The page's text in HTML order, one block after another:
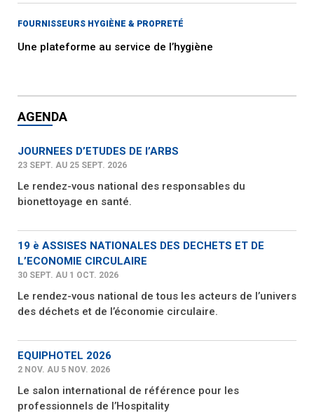
FOURNISSEURS HYGIÈNE & PROPRETÉ
Une plateforme au service de l’hygiène
AGENDA
JOURNEES D’ETUDES DE l’ARBS
23 SEPT. AU 25 SEPT. 2026
Le rendez-vous national des responsables du
bionettoyage en santé.
19 è ASSISES NATIONALES DES DECHETS ET DE
L’ECONOMIE CIRCULAIRE
30 SEPT. AU 1 OCT. 2026
Le rendez-vous national de tous les acteurs de l’univers
des déchets et de l’économie circulaire.
EQUIPHOTEL 2026
2 NOV. AU 5 NOV. 2026
Le salon international de référence pour les
professionnels de l’Hospitality